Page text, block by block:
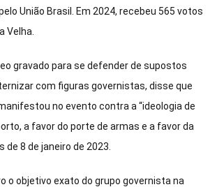
União Brasil. Em 2024, recebeu 565 votos
Velha.
gravado para se defender de supostos
com figuras governistas, disse que
no evento contra a “ideologia de
a favor do porte de armas e a favor da
8 de janeiro de 2023.
o objetivo exato do grupo governista na